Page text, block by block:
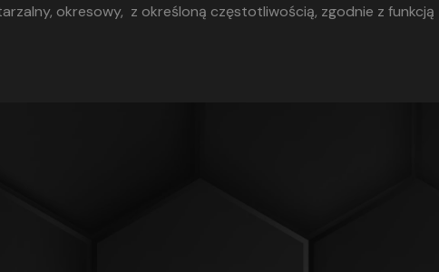
okresowy, z określoną częstotliwością, zgodnie z funkcją